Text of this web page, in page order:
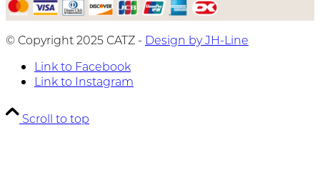
© Copyright 2025 CATZ - Design by JH-Line
Link to Facebook
Link to Instagram
Scroll to top